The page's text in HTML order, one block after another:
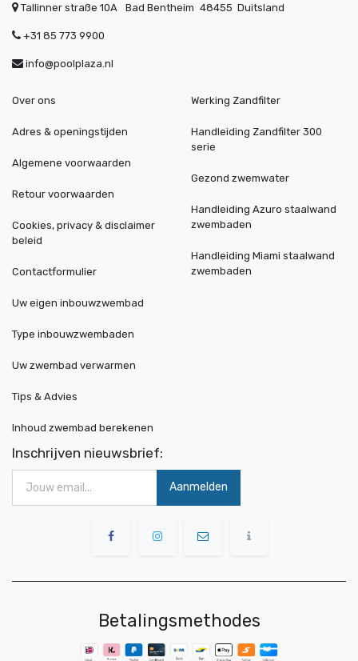
Tallinner straße 10A Bad Bentheim 48455 Duitsland
+31 85 773 9900
info@poolplaza.nl
Over ons
Adres & openingstijden
Algemene voorwaarden
Retour voorwaarden
Cookies, privacy & disclaimer
beleid
Contactformulier
Werking Zandfilter
Handleiding Zandfilter 300
serie
Gezond zwemwater
Handleiding Azuro staalwand
zwembaden
Handleiding Miami staalwand
zwembaden
Uw eigen inbouwzwembad
Type inbouwzwembaden
Uw zwembad verwarmen
Tips & Advies
Inhoud zwembad berekenen
Inschrijven nieuwsbrief:
Aanmelden
Betalingsmethodes